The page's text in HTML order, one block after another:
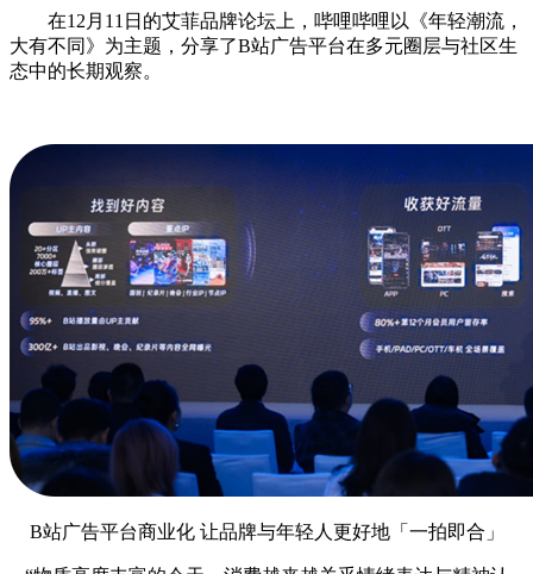
在12月11日的艾菲品牌论坛上，哔哩哔哩以《年轻潮流，
大有不同》为主题，分享了B站广告平台在多元圈层与社区生
态中的长期观察。
B站广告平台商业化 让品牌与年轻人更好地「一拍即合」